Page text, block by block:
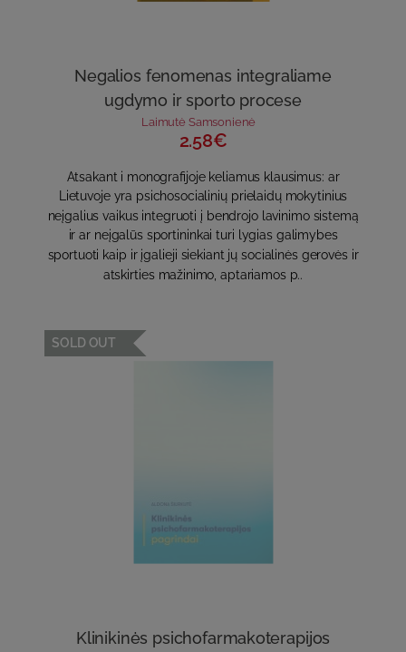
Negalios fenomenas integraliame
ugdymo ir sporto procese
Laimutė Samsonienė
2.58€
Atsakant i monografijoje keliamus klausimus: ar
Lietuvoje yra psichosocialinių prielaidų mokytinius
neįgalius vaikus integruoti į bendrojo lavinimo sistemą
ir ar neįgalūs sportininkai turi lygias galimybes
sportuoti kaip ir įgalieji siekiant jų socialinės gerovės ir
atskirties mažinimo, aptariamos p..
SOLD OUT
Klinikinės psichofarmakoterapijos